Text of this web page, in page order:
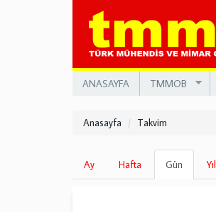
ANASAYFA TMMOB
Anasayfa Takvim
Birincil
sekmeler
Ay Hafta Gün
sekme)
Yıl